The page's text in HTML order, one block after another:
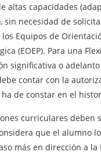
altas capacidades
sin necesidad de
los Equipos de
(EOEP). Para una
significativa o
contar con la
de constar en el
curriculares deben
que el alumno
más en dirección a la